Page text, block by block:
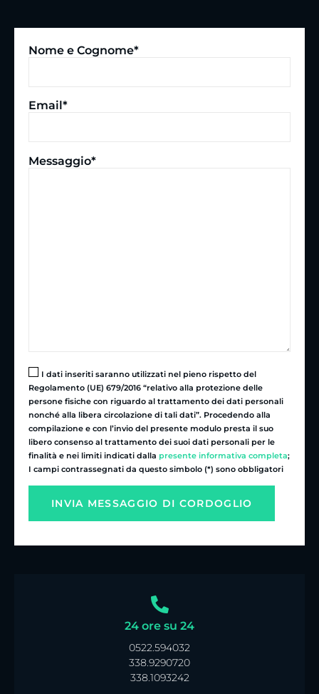
Nome e Cognome*
Email*
Messaggio*
I dati inseriti saranno utilizzati nel pieno rispetto del
Regolamento (UE) 679/2016 “relativo alla protezione delle
persone fisiche con riguardo al trattamento dei dati personali
nonché alla libera circolazione di tali dati”. Procedendo alla
compilazione e con l’invio del presente modulo presta il suo
libero consenso al trattamento dei suoi dati personali per le
finalità e nei limiti indicati dalla presente informativa completa;
I campi contrassegnati da questo simbolo (*) sono obbligatori
24 ore su 24
0522.594032
338.9290720
338.1093242